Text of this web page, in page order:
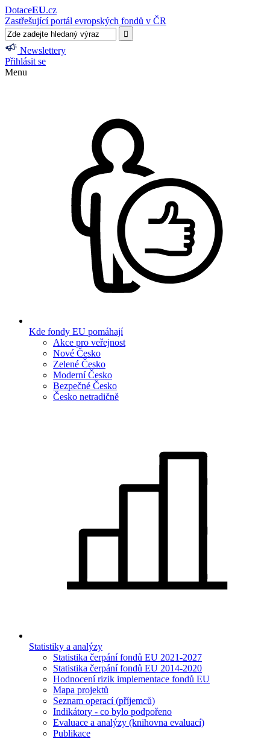
DotaceEU.cz
Zastřešující portál evropských fondů v ČR
Newslettery
Přihlásit se
Menu
Kde fondy EU pomáhají
Akce pro veřejnost
Nové Česko
Zelené Česko
Moderní Česko
Bezpečné Česko
Česko netradičně
Statistiky a analýzy
Statistika čerpání fondů EU 2021-2027
Statistika čerpání fondů EU 2014-2020
Hodnocení rizik implementace fondů EU
Mapa projektů
Seznam operací (příjemců)
Indikátory - co bylo podpořeno
Evaluace a analýzy (knihovna evaluací)
Publikace